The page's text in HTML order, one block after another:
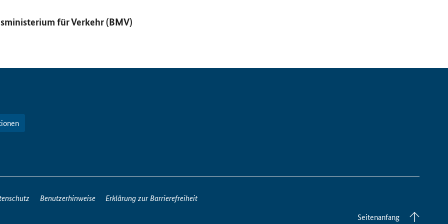
für Verkehr (BMV)
Benutzerhinweise
Erklärung zur Barrierefreiheit
Seitenanfang